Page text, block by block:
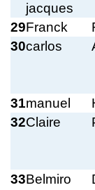
jacques
29Franck
30carlos
31manuel
32Claire
33Belmiro